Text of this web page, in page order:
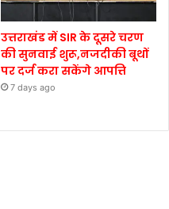
उत्तराखंड में SIR के दूसरे चरण
की सुनवाई शुरू,नजदीकी बूथों
पर दर्ज करा सकेंगे आपत्ति
7 days ago